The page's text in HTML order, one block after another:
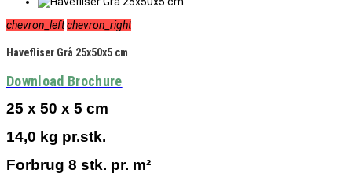
chevron_leftchevron_right
Havefliser Grå 25x50x5 cm
Download Brochure
25 x 50 x 5 cm
14,0 kg pr.stk.
Forbrug 8 stk. pr. m²